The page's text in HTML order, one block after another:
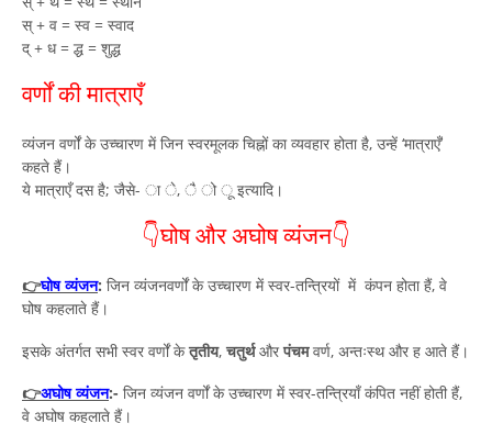
स् + व = स्व = स्वाद
द् + ध = द्ध = शुद्ध
वर्णों की मात्राएँ
व्यंजन वर्णों के उच्चारण में जिन स्वरमूलक चिह्नों का व्यवहार होता है, उन्हें ‘मात्राएँ’
कहते हैं।
ये मात्राएँ दस है; जैसे- ा े, ै ो ू इत्यादि।
👇घोष और अघोष व्यंजन👇
👉घोष व्यंजन: जिन व्यंजनवर्णों के उच्चारण में स्वर-तन्त्रियों में कंपन होता हैं, वे
घोष कहलाते हैं।
इसके अंतर्गत सभी स्वर वर्णों केतृतीय,चतुर्थऔरपंचमवर्ण, अन्तःस्थ और ह आते हैं।
👉अघोष व्यंजन:- जिन व्यंजन वर्णों के उच्चारण में स्वर-तन्त्रियाँ कंपित नहीं होती हैं,
वे अघोष कहलाते हैं।